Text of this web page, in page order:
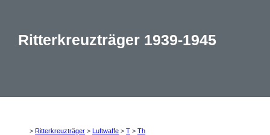
Ritterkreuzträger 1939-1945
> Ritterkreuzträger > Luftwaffe > T > Th